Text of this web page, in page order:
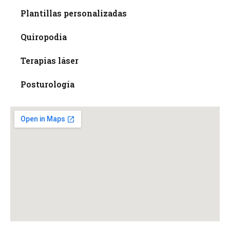
Plantillas personalizadas
Quiropodia
Terapias láser
Posturología